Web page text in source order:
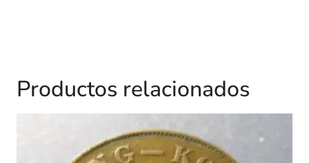
Productos relacionados